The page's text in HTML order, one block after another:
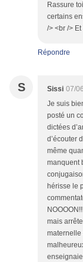
Rassure
certains
/> <br />
Répondre
S Sissi 07/
Je suis
posté un
dictées
d’écouter
même
manquent
hérisse le
mais
maternelle